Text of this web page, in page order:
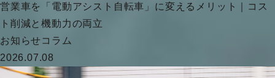
営業車を「電動アシスト自転車」に変えるメリット｜コス
ト削減と機動力の両立
お知らせコラム
2026.07.08